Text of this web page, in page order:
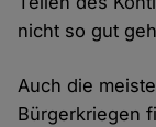
nicht so gut
Auch die
Bürgerkriegen